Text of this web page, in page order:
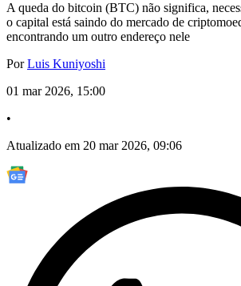
A queda do bitcoin (BTC) não significa,
o capital está saindo do mercado de
encontrando um outro endereço nele
PorLuis Kuniyoshi
01 mar 2026, 15:00
•
Atualizado em 20 mar 2026, 09:06